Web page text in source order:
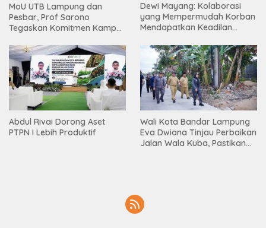
MoU UTB Lampung dan
Pesbar, Prof Sarono
Tegaskan Komitmen Kampus
Masyarakat
Dewi Mayang: Kolaborasi
yang Mempermudah Korban
Mendapatkan Keadilan
Abdul Rivai Dorong Aset
PTPN I Lebih Produktif
Wali Kota Bandar Lampung
Eva Dwiana Tinjau Perbaikan
Jalan Wala Kuba, Pastikan